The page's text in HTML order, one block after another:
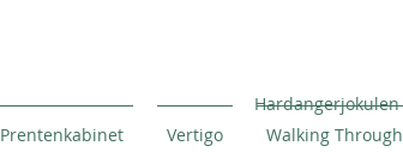
Prentenkabinet Vertigo Walking Through
Hardangerjokulen